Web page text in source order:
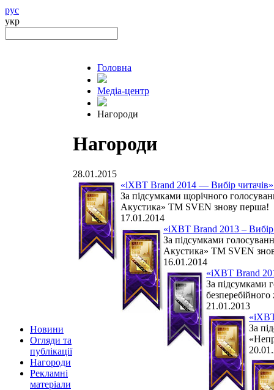
рус
укр
Новини
Огляди та
публікації
Нагороди
Рекламні
матеріали
Головна
Медіа-центр
Нагороди
Нагороди
28.01.2015
«iXBT Brand 2014 — Вибір
За підсумками щорічного
Акустика» ТМ SVEN знову перша!
17.01.2014
«iXBT Brand 2013 – Вибір
За підсумками
Акустика» TM SVEN
16.01.2014
«iXBT Brand
За підсумками
21.01.2013
За